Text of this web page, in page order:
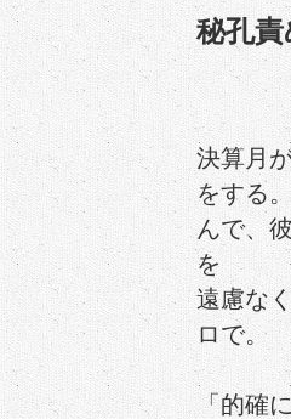
秘孔責
決算月
をする
んで、
を
遠慮な
ロで。
「的確